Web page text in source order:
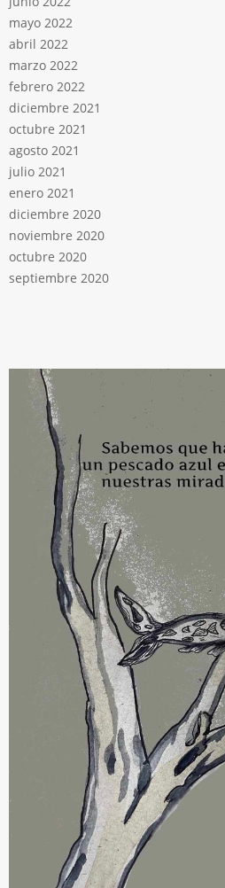
mayo 2022
abril 2022
marzo 2022
febrero 2022
diciembre 2021
octubre 2021
agosto 2021
julio 2021
enero 2021
diciembre 2020
noviembre 2020
octubre 2020
septiembre 2020